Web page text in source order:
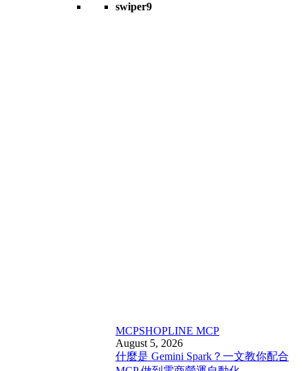
swiper9
MCPSHOPLINE MCP
August 5, 2026
什麼是 Gemini Spark？一文教你配合